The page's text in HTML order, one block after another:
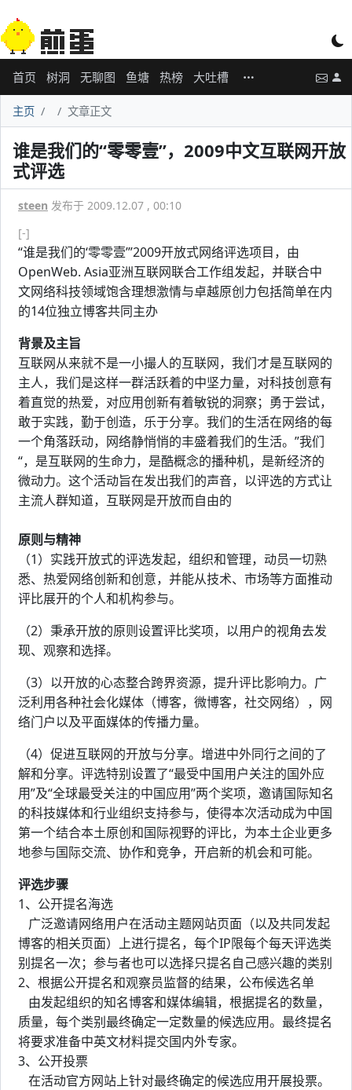
首页 树洞 无聊图 鱼塘 热榜 大吐槽
主页 文章正文
谁是我们的“零零壹”，2009中文互联网开放
式评选
steen 发布于 2009.12.07 , 00:10
[-]
“谁是我们的‘零零壹’”2009开放式网络评选项目，由
OpenWeb. Asia亚洲互联网联合工作组发起，并联合中
文网络科技领域饱含理想激情与卓越原创力包括简单在内
的14位独立博客共同主办
背景及主旨
互联网从来就不是一小撮人的互联网，我们才是互联网的
主人，我们是这样一群活跃着的中坚力量，对科技创意有
着直觉的热爱，对应用创新有着敏锐的洞察；勇于尝试，
敢于实践，勤于创造，乐于分享。我们的生活在网络的每
一个角落跃动，网络静悄悄的丰盛着我们的生活。”我们
“，是互联网的生命力，是酷概念的播种机，是新经济的
微动力。这个活动旨在发出我们的声音，以评选的方式让
主流人群知道，互联网是开放而自由的
原则与精神
（1）实践开放式的评选发起，组织和管理，动员一切熟
悉、热爱网络创新和创意，并能从技术、市场等方面推动
评比展开的个人和机构参与。
（2）秉承开放的原则设置评比奖项，以用户的视角去发
现、观察和选择。
（3）以开放的心态整合跨界资源，提升评比影响力。广
泛利用各种社会化媒体（博客，微博客，社交网络），网
络门户以及平面媒体的传播力量。
（4）促进互联网的开放与分享。增进中外同行之间的了
解和分享。评选特别设置了“最受中国用户关注的国外应
用”及“全球最受关注的中国应用”两个奖项，邀请国际知名
的科技媒体和行业组织支持参与，使得本次活动成为中国
第一个结合本土原创和国际视野的评比，为本土企业更多
地参与国际交流、协作和竞争，开启新的机会和可能。
评选步骤
1、公开提名海选
广泛邀请网络用户在活动主题网站页面（以及共同发起
博客的相关页面）上进行提名，每个IP限每个每天评选类
别提名一次；参与者也可以选择只提名自己感兴趣的类别
2、根据公开提名和观察员监督的结果，公布候选名单
由发起组织的知名博客和媒体编辑，根据提名的数量，
质量，每个类别最终确定一定数量的候选应用。最终提名
将要求准备中英文材料提交国内外专家。
3、公开投票
在活动官方网站上针对最终确定的候选应用开展投票。